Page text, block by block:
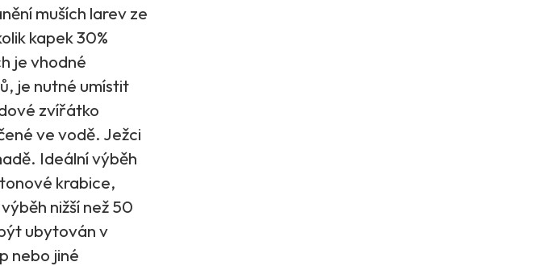
muších larev ze
kapek 30%
je vhodné
je nutné umístit
zvířátko
ve vodě. Ježci
Ideální výběh
krabice,
nižší než 50
ubytován v
nebo jiné